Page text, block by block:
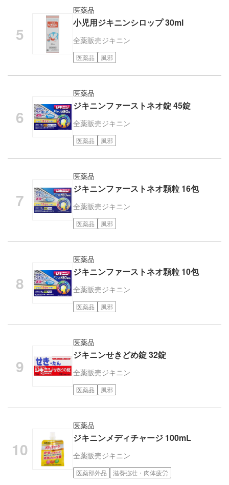
医薬品
小児用ジキニンシロップ 30ml
全薬販売ジキニン
医薬品 風邪
医薬品
ジキニンファーストネオ錠 45錠
全薬販売ジキニン
医薬品 風邪
医薬品
ジキニンファーストネオ顆粒 16包
全薬販売ジキニン
医薬品 風邪
医薬品
ジキニンファーストネオ顆粒 10包
全薬販売ジキニン
医薬品 風邪
医薬品
ジキニンせきどめ錠 32錠
全薬販売ジキニン
医薬品 風邪
医薬品
ジキニンメディチャージ 100mL
全薬販売ジキニン
医薬部外品 滋養強壮・肉体疲労